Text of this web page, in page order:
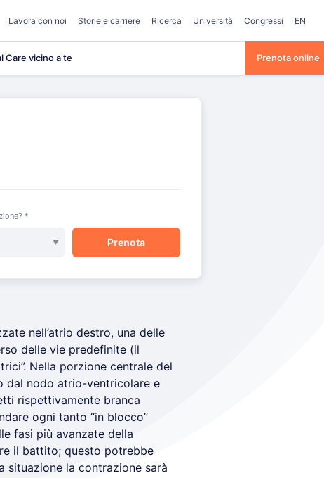
Lavora con noi Storie e carriere Ricerca Università Congressi EN
Care vicino a te Prenota online
*
nell’atrio destro, una delle
delle vie predefinite (il
Nella porzione centrale del
dal nodo atrio-ventricolare e
rispettivamente branca
ogni tanto “in blocco”
fasi più avanzate della
il battito; questo potrebbe
situazione la contrazione sarà